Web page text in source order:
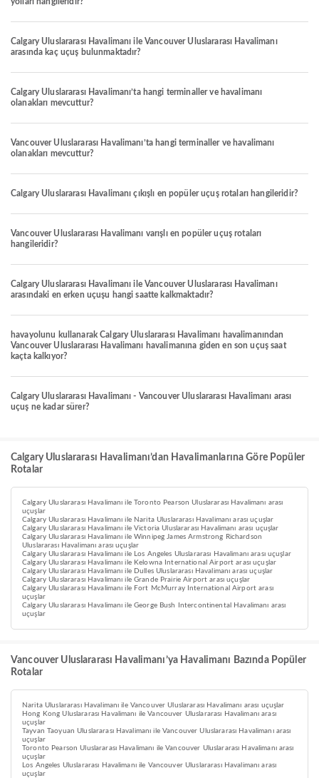
Calgary Uluslararası Havalimanı ile Vancouver Uluslararası Havalimanı
arasında kaç uçuş bulunmaktadır?
Calgary Uluslararası Havalimanı’ta hangi terminaller ve havalimanı
olanakları mevcuttur?
Vancouver Uluslararası Havalimanı’ta hangi terminaller ve havalimanı
olanakları mevcuttur?
Calgary Uluslararası Havalimanı çıkışlı en popüler uçuş rotaları hangileridir?
Vancouver Uluslararası Havalimanı varışlı en popüler uçuş rotaları
hangileridir?
Calgary Uluslararası Havalimanı ile Vancouver Uluslararası Havalimanı
arasındaki en erken uçuşu hangi saatte kalkmaktadır?
havayolunu kullanarak Calgary Uluslararası Havalimanı havalimanından
Vancouver Uluslararası Havalimanı havalimanına giden en son uçuş saat
kaçta kalkıyor?
Calgary Uluslararası Havalimanı - Vancouver Uluslararası Havalimanı arası
uçuş ne kadar sürer?
Calgary Uluslararası Havalimanı’dan Havalimanlarına Göre Popüler
Rotalar
Calgary Uluslararası Havalimanı ile Toronto Pearson Uluslararası Havalimanı arası
uçuşlar
Calgary Uluslararası Havalimanı ile Narita Uluslararası Havalimanı arası uçuşlar
Calgary Uluslararası Havalimanı ile Victoria Uluslararası Havalimanı arası uçuşlar
Calgary Uluslararası Havalimanı ile Winnipeg James Armstrong Richardson
Uluslararası Havalimanı arası uçuşlar
Calgary Uluslararası Havalimanı ile Los Angeles Uluslararası Havalimanı arası uçuşlar
Calgary Uluslararası Havalimanı ile Kelowna International Airport arası uçuşlar
Calgary Uluslararası Havalimanı ile Dulles Uluslararası Havalimanı arası uçuşlar
Calgary Uluslararası Havalimanı ile Grande Prairie Airport arası uçuşlar
Calgary Uluslararası Havalimanı ile Fort McMurray International Airport arası
uçuşlar
Calgary Uluslararası Havalimanı ile George Bush Intercontinental Havalimanı arası
uçuşlar
Vancouver Uluslararası Havalimanı’ya Havalimanı Bazında Popüler
Rotalar
Narita Uluslararası Havalimanı ile Vancouver Uluslararası Havalimanı arası uçuşlar
Hong Kong Uluslararası Havalimanı ile Vancouver Uluslararası Havalimanı arası
uçuşlar
Tayvan Taoyuan Uluslararası Havalimanı ile Vancouver Uluslararası Havalimanı arası
uçuşlar
Toronto Pearson Uluslararası Havalimanı ile Vancouver Uluslararası Havalimanı arası
uçuşlar
Los Angeles Uluslararası Havalimanı ile Vancouver Uluslararası Havalimanı arası
uçuşlar